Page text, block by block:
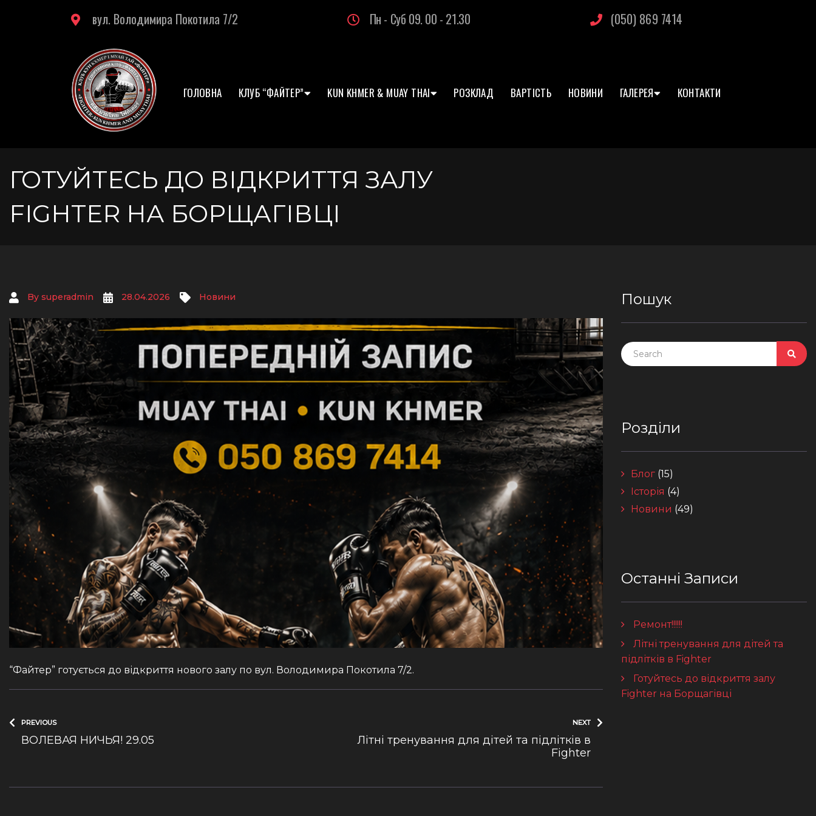
вул. Володимира Покотила 7/2 Пн - Суб 09. 00 - 21.30 (050) 869 7414
ГОЛОВНА КЛУБ “ФАЙТЕР” KUN KHMER & MUAY THAI РОЗКЛАД ВАРТІСТЬ НОВИНИ ГАЛЕРЕЯ КОНТАКТИ
ГОТУЙТЕСЬ ДО ВІДКРИТТЯ ЗАЛУ
FIGHTER НА БОРЩАГІВЦІ
By superadmin 28.04.2026 Новини
“Файтер” готується до відкриття нового залу по вул. Володимира Покотила 7/2.
PREVIOUS
ВОЛЕВАЯ НИЧЬЯ! 29.05
NEXT
Літні тренування для дітей та підлітків в
Fighter
Пошук
Розділи
Блог (15)
Історія (4)
Новини (49)
Останні Записи
Ремонт!!!!!!
Літні тренування для дітей та
підлітків в Fighter
Готуйтесь до відкриття залу
Fighter на Борщагівці